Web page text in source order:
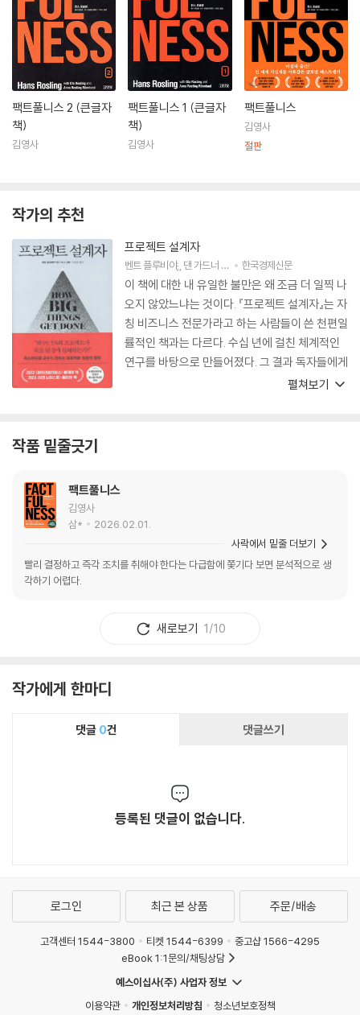
팩트풀니스 2 (큰글자
책)
김영사
팩트풀니스 1 (큰글자
책)
김영사
팩트풀니스
김영사
절판
작가의 추천
프로젝트 설계자
벤트 플루비야, 댄 가드너 박영준역
한국경제신문
이 책에 대한 내 유일한 불만은 왜 조금 더 일찍 나
오지 않았느냐는 것이다. 『프로젝트 설계자』는 자
칭 비즈니스 전문가라고 하는 사람들이 쓴 천편일
률적인 책과는 다르다. 수십 년에 걸친 체계적인
연구를 바탕으로 만들어졌다. 그 결과 독자들에게
놀랍도록 선명한 패턴과 확고한 로드맵을 제시하
펼쳐보기
작품 밑줄긋기
팩트풀니스
김영사
삼*
2026.02.01.
빨리 결정하고 즉각 조치를 취해야 한다는 다급함에 쫓기다 보면 분석적으로 생
각하기 어렵다.
사락에서 밑줄 더보기
새로보기 1/10
작가에게 한마디
댓글 0건 댓글쓰기
등록된 댓글이 없습니다.
로그인 최근 본 상품 주문/배송
고객센터 1544-3800 티켓 1544-6399
중고샵 1566-4295
eBook 1:1문의/채팅상담
예스이십사(주) 사업자 정보
이용약관
개인정보처리방침 청소년보호정책